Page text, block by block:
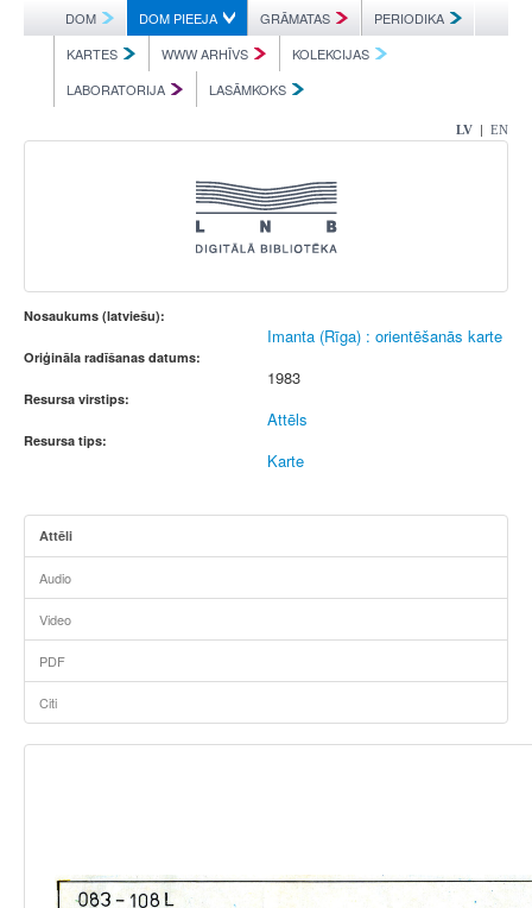
DOM DOM PIEEJA GRĀMATAS
PERIODIKA
KARTES
WWW ARHĪVS
KOLEKCIJAS
LABORATORIJA
LASĀMKOKS
LV | EN
Nosaukums (latviešu):
Imanta (Rīga) : orientēšanās karte
Oriģināla radīšanas datums:
1983
Resursa virstips:
Attēls
Resursa tips:
Karte
Attēli
Audio
Video
PDF
Citi